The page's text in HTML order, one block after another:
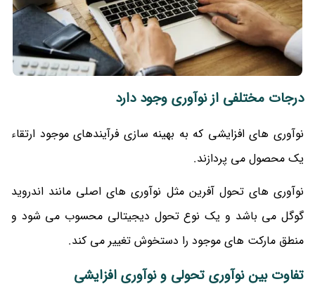
درجات مختلفی از نوآوری وجود دارد
نوآوری های افزایشی که به بهینه سازی فرآیندهای موجود ارتقاء
یک محصول می پردازند.
نوآوری های تحول آفرین مثل نوآوری های اصلی مانند اندروید
گوگل می باشد و یک نوع تحول دیجیتالی محسوب می شود و
منطق مارکت های موجود را دستخوش تغییر می کند.
تفاوت بین نوآوری تحولی و نوآوری افزایشی